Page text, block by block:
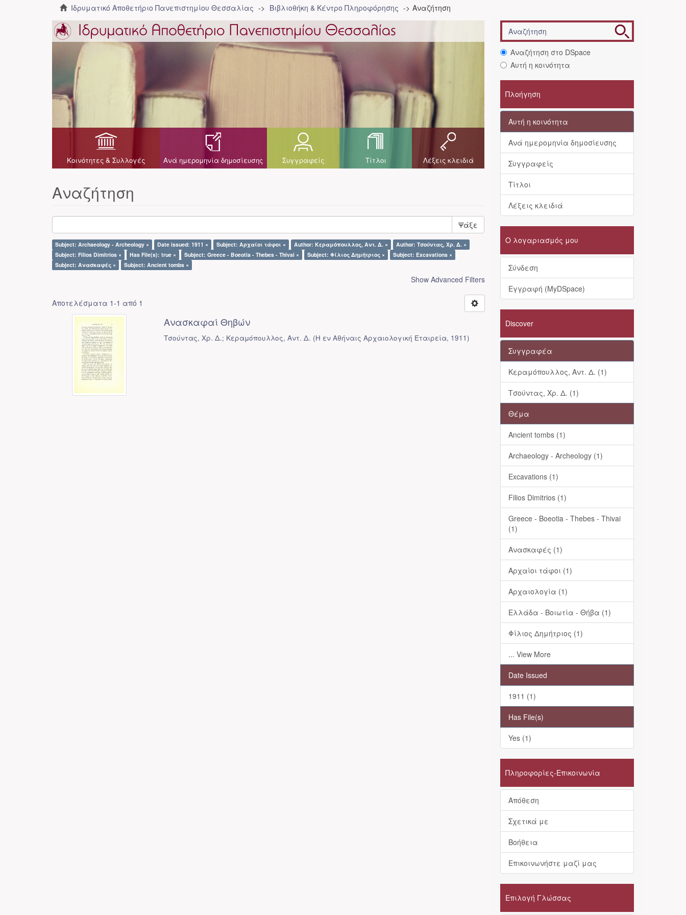
Ιδρυματικό Αποθετήριο Πανεπιστημίου Θεσσαλίας Βιβλιοθήκη & Κέντρο Πληροφόρησης Αναζήτηση
Κοινότητες & Συλλογές Ανά ημερομηνία δημοσίευσης Συγγραφείς Τίτλοι Λέξεις κλειδιά
Αναζήτηση
Ψάξε
Subject: Archaeology - Archeology × Date issued: 1911 × Subject: Αρχαίοι τάφοι × Author: Κεραμόπουλλος, Αντ. Δ. ×
Author: Τσούντας, Χρ. Δ. ×
Subject: Filios Dimitrios ×
Has File(s): true × Subject: Greece - Boeotia - Thebes - Thivai × Subject: Φίλιος Δημήτριος ×
Subject: Excavations ×
Subject: Ανασκαφές ×
Subject: Ancient tombs ×
Show Advanced Filters
Αποτελέσματα 1-1 από 1
Ανασκαφαί Θηβών
Τσούντας, Χρ. Δ.; Κεραμόπουλλος, Αντ. Δ. (Η εν Αθήναις Αρχαιολογική Εταιρεία, 1911)
Αναζήτηση στο DSpace
Αυτή η κοινότητα
Πλοήγηση
Αυτή η κοινότητα
Ανά ημερομηνία δημοσίευσης
Συγγραφείς
Τίτλοι
Λέξεις κλειδιά
Ο λογαριασμός μου
Σύνδεση
Εγγραφή (MyDSpace)
Discover
Συγγραφέα
Κεραμόπουλλος, Αντ. Δ. (1)
Τσούντας, Χρ. Δ. (1)
Θέμα
Ancient tombs (1)
Archaeology - Archeology (1)
Excavations (1)
Filios Dimitrios (1)
Greece - Boeotia - Thebes - Thivai
(1)
Ανασκαφές (1)
Αρχαίοι τάφοι (1)
Αρχαιολογία (1)
Ελλάδα - Βοιωτία - Θήβα (1)
Φίλιος Δημήτριος (1)
... View More
Date Issued
1911 (1)
Has File(s)
Yes (1)
Πληροφορίες-Επικοινωνία
Απόθεση
Σχετικά με
Βοήθεια
Επικοινωνήστε μαζί μας
Επιλογή Γλώσσας